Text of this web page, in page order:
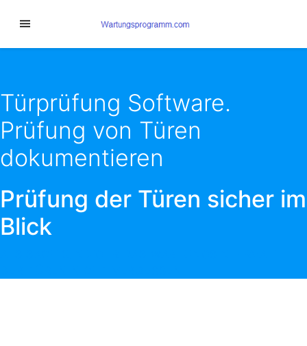
Türprüfung Software.
Prüfung von Türen
dokumentieren
Prüfung der Türen sicher im
Blick